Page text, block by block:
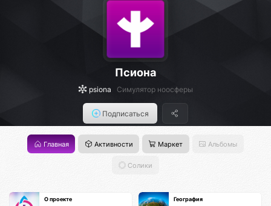
Псиона
psiona Cимулятор ноосферы
Подписаться
Главная Активности Маркет Альбомы
Солики
О проекте География